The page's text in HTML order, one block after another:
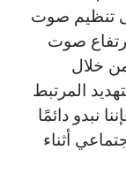
تنظيم صوت
صوت
خلال
المرتبط
نبدو دائمًا
أثناء